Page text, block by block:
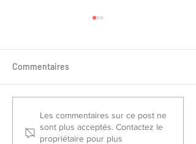
Sélectionnés France Piste
2026
Commentaires
Les commentaires sur ce post ne
sont plus acceptés. Contactez le
propriétaire pour plus